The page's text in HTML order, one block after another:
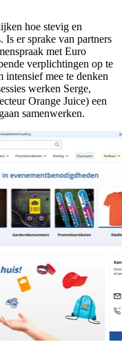
hoe stevig en
Is er sprake van partners
met Euro
verplichtingen op te
intensief mee te denken
werken Serge,
Orange Juice) een
samenwerken.